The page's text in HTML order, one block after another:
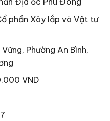
phần Xây lắp và Vật tư
Phường An Bình,
VND